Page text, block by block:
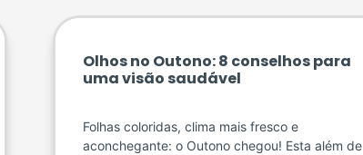
Olhos no Outono: 8 conselhos para
uma visão saudável
Folhas coloridas, clima mais fresco e
aconchegante: o Outono chegou! Esta além de